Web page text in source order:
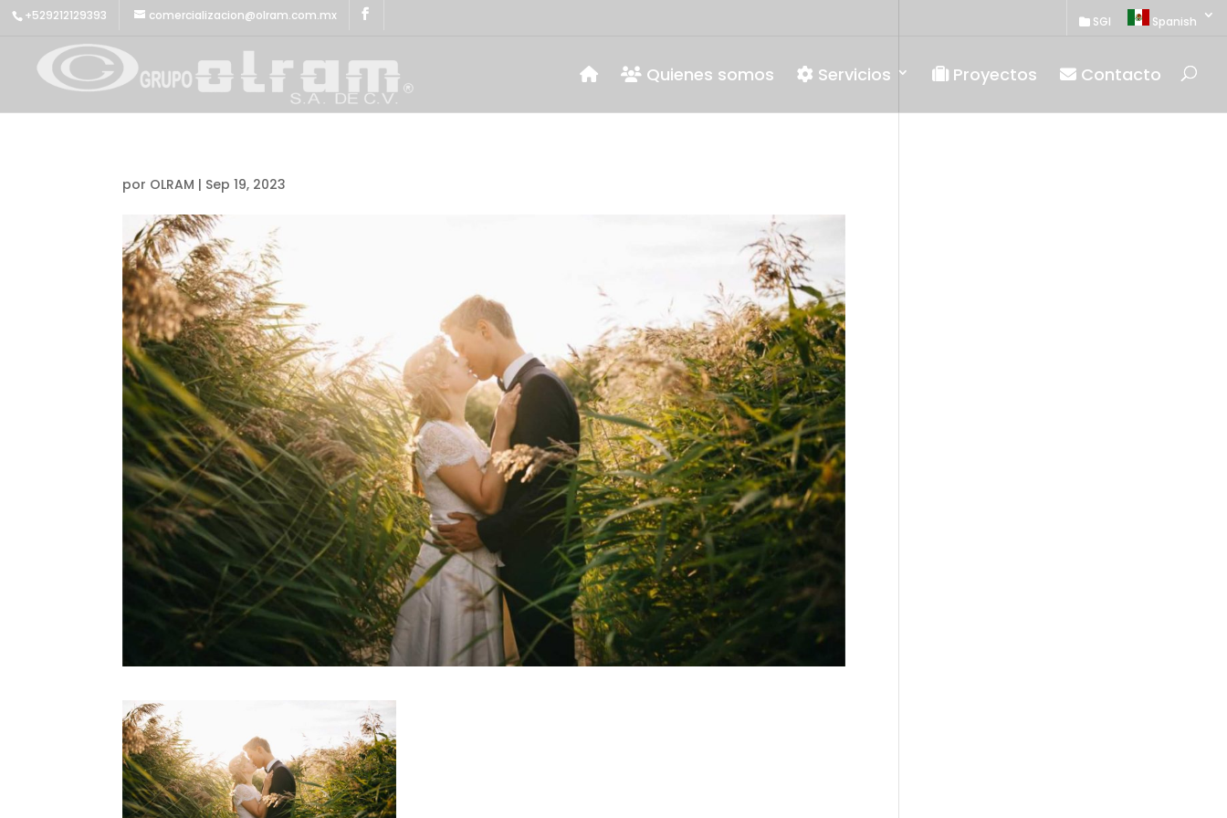
+529212129393 comercializacion@olram.com.mx SGI Spanish
Quienes somos Servicios Proyectos Contacto
por OLRAM | Sep 19, 2023